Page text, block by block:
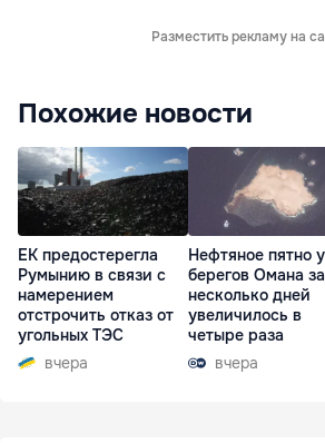
Разместить рекламу на
Похожие новости
ЕК предостерегла
Румынию в связи с
намерением
отстрочить отказ от
угольных ТЭС
вчера
Нефтяное пятно у
берегов Омана за
несколько дней
увеличилось в
четыре раза
вчера